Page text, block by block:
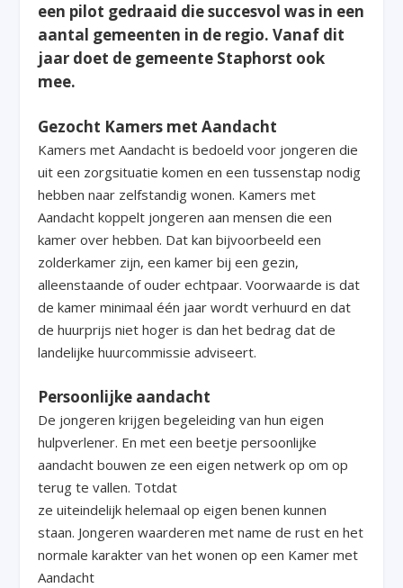
een pilot gedraaid die succesvol was in een
aantal gemeenten in de regio. Vanaf dit
jaar doet de gemeente Staphorst ook
mee.
Gezocht Kamers met Aandacht
Kamers met Aandacht is bedoeld voor jongeren die
uit een zorgsituatie komen en een tussenstap nodig
hebben naar zelfstandig wonen. Kamers met
Aandacht koppelt jongeren aan mensen die een
kamer over hebben. Dat kan bijvoorbeeld een
zolderkamer zijn, een kamer bij een gezin,
alleenstaande of ouder echtpaar. Voorwaarde is dat
de kamer minimaal één jaar wordt verhuurd en dat
de huurprijs niet hoger is dan het bedrag dat de
landelijke huurcommissie adviseert.
Persoonlijke aandacht
De jongeren krijgen begeleiding van hun eigen
hulpverlener. En met een beetje persoonlijke
aandacht bouwen ze een eigen netwerk op om op
terug te vallen. Totdat
ze uiteindelijk helemaal op eigen benen kunnen
staan. Jongeren waarderen met name de rust en het
normale karakter van het wonen op een Kamer met
Aandacht